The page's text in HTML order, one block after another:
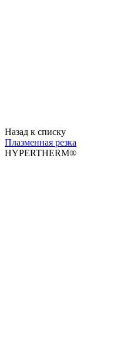
Назад к списку
Плазменная резка
HYPERTHERM®